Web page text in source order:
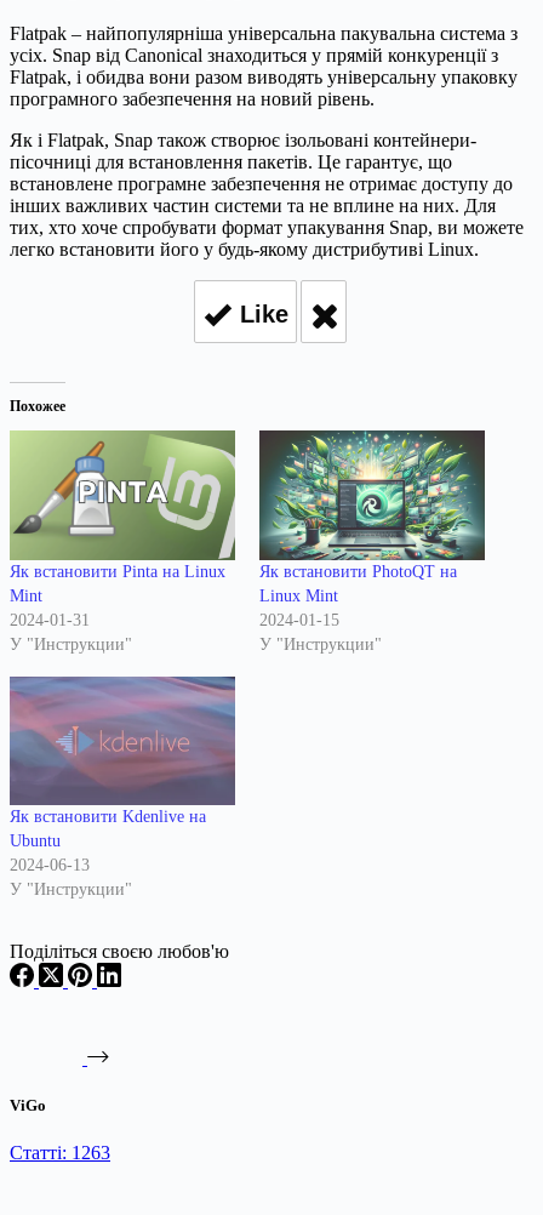
Flatpak – найпопулярніша універсальна пакувальна система з
усіх. Snap від Canonical знаходиться у прямій конкуренції з
Flatpak, і обидва вони разом виводять універсальну упаковку
програмного забезпечення на новий рівень.
Як і Flatpak, Snap також створює ізольовані контейнери-
пісочниці для встановлення пакетів. Це гарантує, що
встановлене програмне забезпечення не отримає доступу до
інших важливих частин системи та не вплине на них. Для
тих, хто хоче спробувати формат упакування Snap, ви можете
легко встановити його у будь-якому дистрибутиві Linux.
Like
Похожее
Як встановити Pinta на Linux
Mint
2024-01-31
У "Инструкции"
Як встановити PhotoQT на
Linux Mint
2024-01-15
У "Инструкции"
Як встановити Kdenlive на
Ubuntu
2024-06-13
У "Инструкции"
Поділіться своєю любов'ю
ViGo
Статті: 1263